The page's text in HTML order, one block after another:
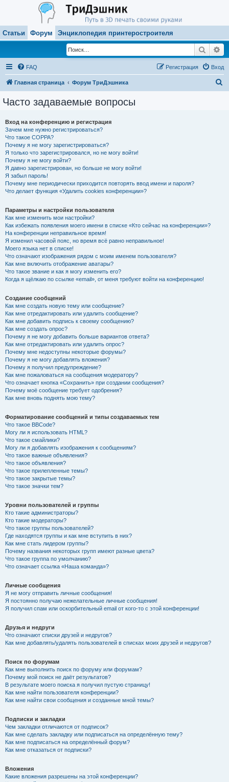
Статьи Форум Энциклопедия принтеростроителя
Поиск
FAQ Вход
Регистрация
Главная страница Форум ТриДэшника
Часто задаваемые вопросы
Вход на конференцию и регистрация
Зачем мне нужно регистрироваться?
Что такое COPPA?
Почему я не могу зарегистрироваться?
Я только что зарегистрировался, но не могу войти!
Почему я не могу войти?
Я давно зарегистрирован, но больше не могу войти!
Я забыл пароль!
Почему мне периодически приходится повторять ввод имени и пароля?
Что делает функция «Удалить cookies конференции»?
Параметры и настройки пользователя
Как мне изменить мои настройки?
Как избежать появления моего имени в списке «Кто сейчас на конференции»?
На конференции неправильное время!
Я изменил часовой пояс, но время всё равно неправильное!
Моего языка нет в списке!
Что означают изображения рядом с моим именем пользователя?
Как мне включить отображение аватары?
Что такое звание и как я могу изменить его?
Когда я щёлкаю по ссылке «email», от меня требуют войти на конференцию!
Создание сообщений
Как мне создать новую тему или сообщение?
Как мне отредактировать или удалить сообщение?
Как мне добавить подпись к своему сообщению?
Как мне создать опрос?
Почему я не могу добавить больше вариантов ответа?
Как мне отредактировать или удалить опрос?
Почему мне недоступны некоторые форумы?
Почему я не могу добавлять вложения?
Почему я получил предупреждение?
Как мне пожаловаться на сообщения модератору?
Что означает кнопка «Сохранить» при создании сообщения?
Почему моё сообщение требует одобрения?
Как мне вновь поднять мою тему?
Форматирование сообщений и типы создаваемых тем
Что такое BBCode?
Могу ли я использовать HTML?
Что такое смайлики?
Могу ли я добавлять изображения к сообщениям?
Что такое важные объявления?
Что такое объявления?
Что такое прилепленные темы?
Что такое закрытые темы?
Что такое значки тем?
Уровни пользователей и группы
Кто такие администраторы?
Кто такие модераторы?
Что такое группы пользователей?
Где находятся группы и как мне вступить в них?
Как мне стать лидером группы?
Почему названия некоторых групп имеют разные цвета?
Что такое группа по умолчанию?
Что означает ссылка «Наша команда»?
Личные сообщения
Я не могу отправить личные сообщения!
Я постоянно получаю нежелательные личные сообщения!
Я получил спам или оскорбительный email от кого-то с этой конференции!
Друзья и недруги
Что означают списки друзей и недругов?
Как мне добавлять/удалять пользователей в списках моих друзей и недругов?
Поиск по форумам
Как мне выполнить поиск по форуму или форумам?
Почему мой поиск не даёт результатов?
В результате моего поиска я получил пустую страницу!
Как мне найти пользователя конференции?
Как мне найти свои сообщения и созданные мной темы?
Подписки и закладки
Чем закладки отличаются от подписок?
Как мне сделать закладку или подписаться на определённую тему?
Как мне подписаться на определённый форум?
Как мне отказаться от подписки?
Вложения
Какие вложения разрешены на этой конференции?